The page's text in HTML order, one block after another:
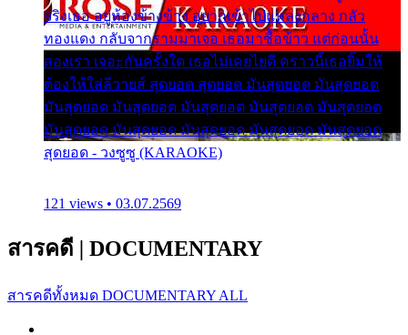
จริงเธอ อยู่ห้องข้างข้าง อยากเข้าไปแหลงกลาง กลัว
ทองแดง กลับจากรามมาเจอ เธอมาซื้อข้าว แต่ก่อนนั้น
สองเรา เจอะกันครั้งใด เธอไม่เคยไยดี คราวนี้เธอยิ้มให้
ต้องให้ใส่ลีวายส์ สุดยอด สุดยอด มันสุดยอด มันสุดยอด
มันสุดยอด มันสุดยอด มันสุดยอด มันสุดยอด มันสุดยอด
มันสุดยอด มันสุดยอด มันสุดยอด มันสุดยอด มันสุดยอด
สุดยอด - วงซูซู (KARAOKE)
121 views • 03.07.2569
สารคดี | DOCUMENTARY
สารคดีทั้งหมด DOCUMENTARY ALL